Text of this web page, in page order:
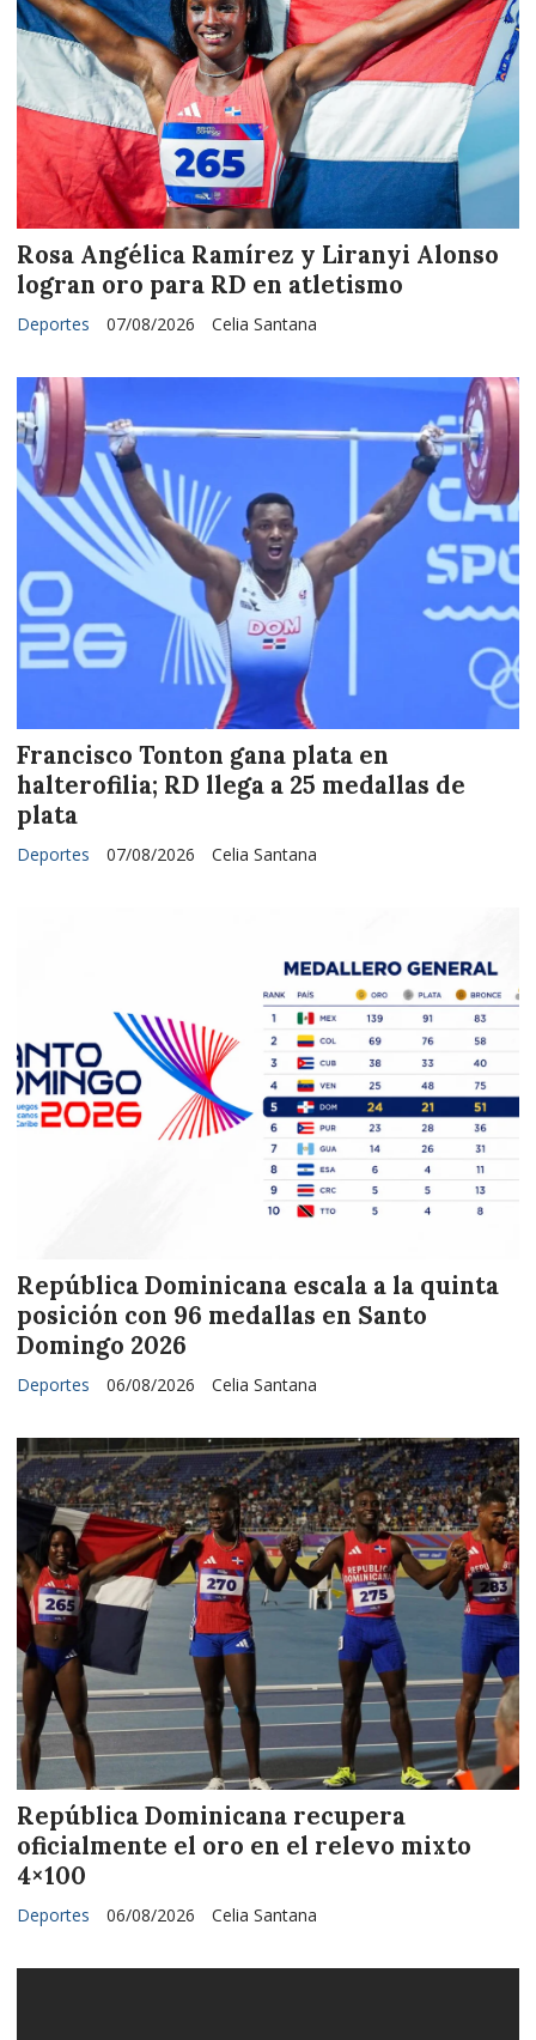
Rosa Angélica Ramírez y Liranyi Alonso
logran oro para RD en atletismo
Celia Santana
Deportes 07/08/2026
Francisco Tonton gana plata en
halterofilia; RD llega a 25 medallas de
plata
Celia Santana
Deportes 07/08/2026
República Dominicana escala a la quinta
posición con 96 medallas en Santo
Domingo 2026
Celia Santana
Deportes 06/08/2026
República Dominicana recupera
oficialmente el oro en el relevo mixto
4×100
Celia Santana
Deportes 06/08/2026